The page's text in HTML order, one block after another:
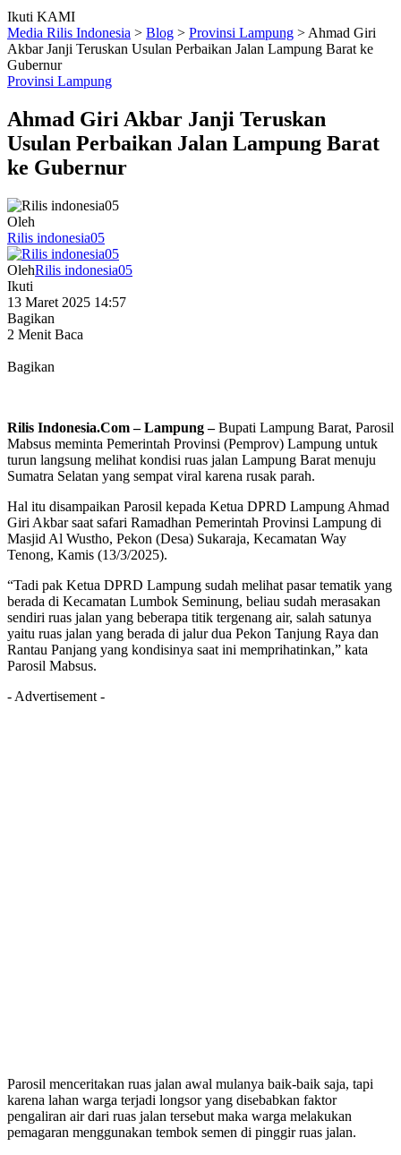
Ikuti KAMI
Media Rilis Indonesia > Blog > Provinsi Lampung > Ahmad Giri
Akbar Janji Teruskan Usulan Perbaikan Jalan Lampung Barat ke
Gubernur
Provinsi Lampung
Ahmad Giri Akbar Janji Teruskan
Usulan Perbaikan Jalan Lampung Barat
ke Gubernur
Oleh
Rilis indonesia05
OlehRilis indonesia05
Ikuti
13 Maret 2025 14:57
Bagikan
2 Menit Baca
Bagikan
Rilis Indonesia.Com – Lampung –Bupati Lampung Barat, Parosil
Mabsus meminta Pemerintah Provinsi (Pemprov) Lampung untuk
turun langsung melihat kondisi ruas jalan Lampung Barat menuju
Sumatra Selatan yang sempat viral karena rusak parah.
Hal itu disampaikan Parosil kepada Ketua DPRD Lampung Ahmad
Giri Akbar saat safari Ramadhan Pemerintah Provinsi Lampung di
Masjid Al Wustho, Pekon (Desa) Sukaraja, Kecamatan Way
Tenong, Kamis (13/3/2025).
“Tadi pak Ketua DPRD Lampung sudah melihat pasar tematik yang
berada di Kecamatan Lumbok Seminung, beliau sudah merasakan
sendiri ruas jalan yang beberapa titik tergenang air, salah satunya
yaitu ruas jalan yang berada di jalur dua Pekon Tanjung Raya dan
Rantau Panjang yang kondisinya saat ini memprihatinkan,” kata
Parosil Mabsus.
- Advertisement -
Parosil menceritakan ruas jalan awal mulanya baik-baik saja, tapi
karena lahan warga terjadi longsor yang disebabkan faktor
pengaliran air dari ruas jalan tersebut maka warga melakukan
pemagaran menggunakan tembok semen di pinggir ruas jalan.